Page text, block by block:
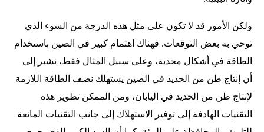
ولكن الأمور قد لا تكون على مثل هذه الدرجة من السوء الذي
توحي به بعض التوقعات. فهناك اهتمام كبير في الصين باستخدام
الطاقة في أشكال مجدية، وعلى سبيل المثال فقط، نشير إلى
أن إنتاج طن من الحديد في الصين يستهلك نصف الطاقة اللازمة
لإنتاج طن من الحديد في اليابان، ومن الممكن تطوير هذه
التقنيات الهادفة إلى توفير الاستهلاك إلى جانب التقنيات المانعة